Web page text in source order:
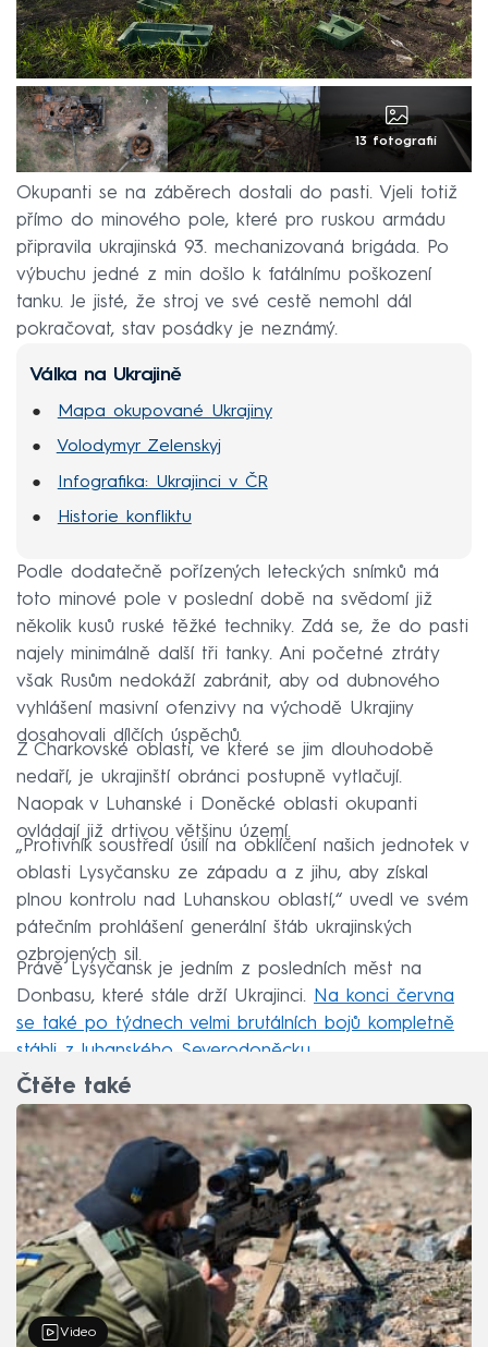
13 fotografií
Okupanti se na záběrech dostali do pasti. Vjeli totiž
přímo do minového pole, které pro ruskou armádu
připravila ukrajinská 93. mechanizovaná brigáda. Po
výbuchu jedné z min došlo k fatálnímu poškození
tanku. Je jisté, že stroj ve své cestě nemohl dál
pokračovat, stav posádky je neznámý.
Válka na Ukrajině
Mapa okupované Ukrajiny
Volodymyr Zelenskyj
Infografika: Ukrajinci v ČR
Historie konfliktu
Podle dodatečně pořízených leteckých snímků má
toto minové pole v poslední době na svědomí již
několik kusů ruské těžké techniky. Zdá se, že do pasti
najely minimálně další tři tanky. Ani početné ztráty
však Rusům nedokáží zabránit, aby od dubnového
vyhlášení masivní ofenzivy na východě Ukrajiny
dosahovali dílčích úspěchů.
Z Charkovské oblasti, ve které se jim dlouhodobě
nedaří, je ukrajinští obránci postupně vytlačují.
Naopak v Luhanské i Doněcké oblasti okupanti
ovládají již drtivou většinu území.
„Protivník soustředí úsilí na obklíčení našich jednotek v
oblasti Lysyčansku ze západu a z jihu, aby získal
plnou kontrolu nad Luhanskou oblastí,“ uvedl ve svém
pátečním prohlášení generální štáb ukrajinských
ozbrojených sil.
Právě Lysyčansk je jedním z posledních měst na
Donbasu, které stále drží Ukrajinci. Na konci června
se také po týdnech velmi brutálních bojů kompletně
stáhli z luhanského Severodoněcku
Čtěte také
Video